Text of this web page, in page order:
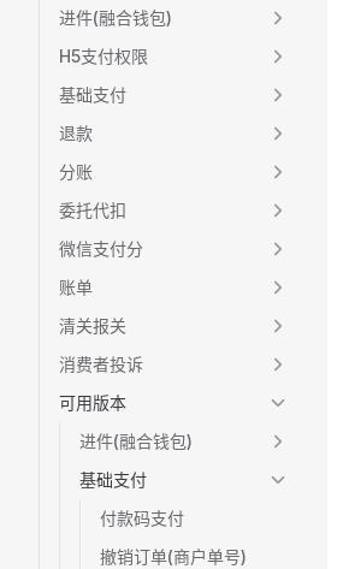
进件(融合钱包)
H5支付权限
基础支付
退款
分账
委托代扣
微信支付分
账单
清关报关
消费者投诉
可用版本
进件(融合钱包)
基础支付
付款码支付
撤销订单(商户单号)